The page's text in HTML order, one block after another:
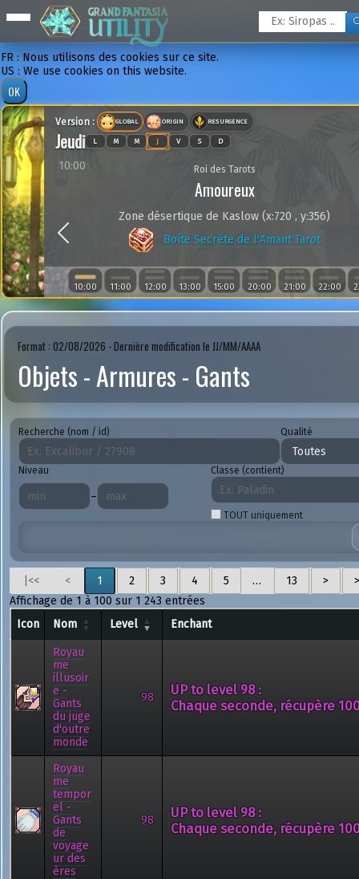
FR : Nous utilisons des cookies sur ce site.
US : We use cookies on this website.
10:00 11:00 12:00 13:00 15:00 20:00 21:00 22:00
Version : GLOBAL ORIGIN RESURGENCE
Jeudi L M M J V S D
Roi des Tarots
Amoureux
10:00
Zone désertique de Kaslow (x:720 , y:356)
Boîte Secrète de l'Amant Tarot
Format : 02/08/2026 - Dernière modification le JJ/MM/AAAA
Objets - Armures - Gants
Recherche (nom / id) Qualité
Niveau
–
Classe (contient)
TOUT uniquement
|<< < 1 2 3 4 5 … 13 >
Affichage de 1 à 100 sur 1 243 entrées
Icon
Nom Level Enchant
Royau
me
illusoir
e -
Gants
du juge
d'outre
monde
98
UP to level 98 :
Chaque seconde, récupère
Royau
me
tempor
el -
Gants
de
voyage
ur des
ères
98
UP to level 98 :
Chaque seconde, récupère